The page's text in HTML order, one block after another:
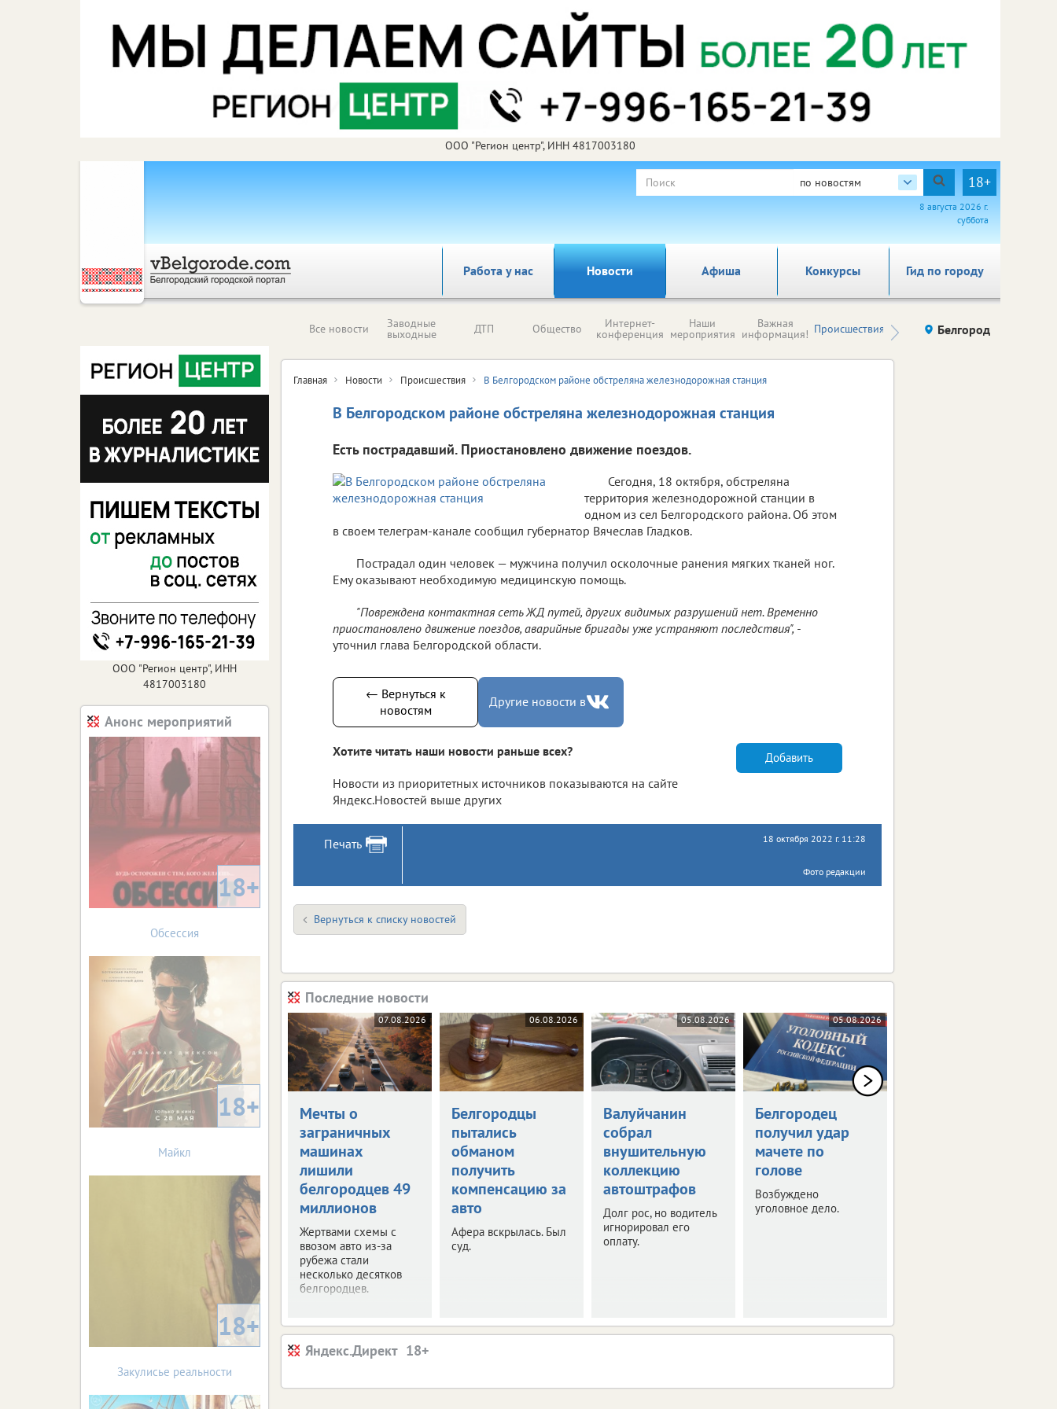
ООО "Регион центр", ИНН 4817003180
по новостям 18+
8 августа 2026 г.
суббота
Работа у нас Новости Афиша Гид по городу
Конкурсы
Все новости Заводные
выходные ДТП Общество Интернет-
конференция
Наши
мероприятия
Важная
информация! Происшествия Здоровье компаний (на
правах
Белгород
Главная Новости Происшествия В Белгородском районе обстреляна железнодорожная станция
В Белгородском районе обстреляна железнодорожная станция
Есть пострадавший. Приостановлено движение поездов.
Сегодня, 18 октября, обстреляна
территория железнодорожной станции в
одном из сел Белгородского района. Об этом
в своем телеграм-канале сообщил губернатор Вячеслав Гладков.
Пострадал один человек — мужчина получил осколочные ранения мягких тканей ног.
Ему оказывают необходимую медицинскую помощь.
"Повреждена контактная сеть ЖД путей, других видимых разрушений нет. Временно
приостановлено движение поездов, аварийные бригады уже устраняют последствия", -
уточнил глава Белгородской области.
← Вернуться к
новостям
Другие новости в
Хотите читать наши новости раньше всех?
Новости из приоритетных источников показываются на сайте
Яндекс.Новостей выше других
Добавить
Печать 18 октября 2022 г. 11:28
Фото редакции
Вернуться к списку новостей
Последние новости
07.08.2026
Мечты о
заграничных
машинах
лишили
белгородцев 49
миллионов
Жертвами схемы с
ввозом авто из-за
рубежа стали
несколько десятков
белгородцев.
06.08.2026
Белгородцы
пытались
обманом
получить
компенсацию за
авто
Афера вскрылась. Был
суд.
05.08.2026
Валуйчанин
собрал
внушительную
коллекцию
автоштрафов
Долг рос, но водитель
игнорировал его
оплату.
05.08.2026
Белгородец
получил удар
мачете по
голове
Возбуждено
уголовное дело.
Яндекс.Директ
ООО "Регион центр", ИНН
4817003180
Анонс мероприятий
18+
Обсессия
18+
Майкл
18+
Закулисье реальности